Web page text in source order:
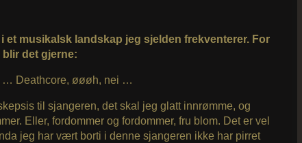
et musikalsk landskap jeg sjelden frekventerer. For
det gjerne:
… Deathcore, øøøh, nei …
til sjangeren, det skal jeg glatt innrømme, og
Eller, fordommer og fordommer, fru blom. Det er vel
jeg har vært borti i denne sjangeren ikke har pirret